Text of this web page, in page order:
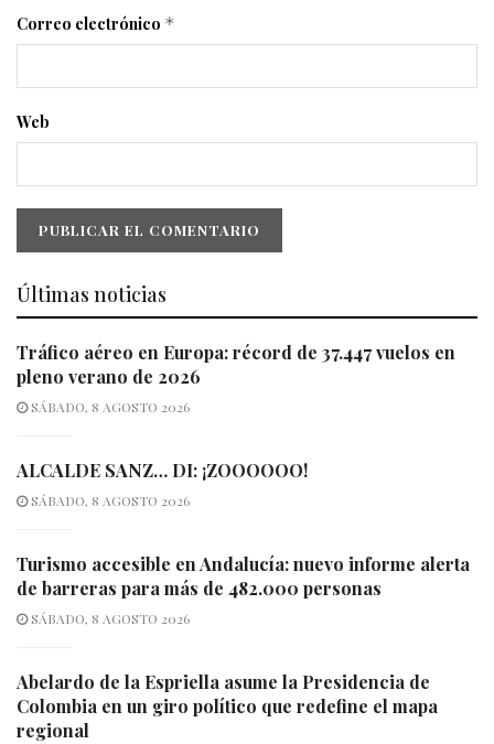
Correo electrónico *
Web
Últimas noticias
Tráfico aéreo en Europa: récord de 37.447 vuelos en
pleno verano de 2026
SÁBADO, 8 AGOSTO 2026
ALCALDE SANZ… DI: ¡ZOOOOOO!
SÁBADO, 8 AGOSTO 2026
Turismo accesible en Andalucía: nuevo informe alerta
de barreras para más de 482.000 personas
SÁBADO, 8 AGOSTO 2026
Abelardo de la Espriella asume la Presidencia de
Colombia en un giro político que redefine el mapa
regional